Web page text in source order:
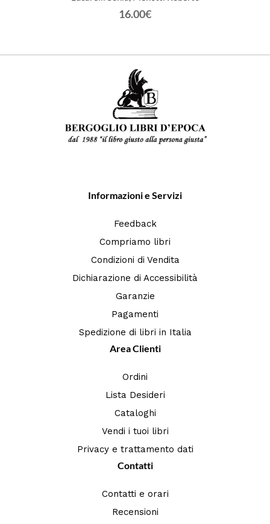
16.00€
Informazioni e Servizi
Feedback
Compriamo libri
Condizioni di Vendita
Dichiarazione di Accessibilità
Garanzie
Pagamenti
Spedizione di libri in Italia
Area Clienti
Ordini
Lista Desideri
Cataloghi
Vendi i tuoi libri
Privacy e trattamento dati
Contatti
Contatti e orari
Recensioni